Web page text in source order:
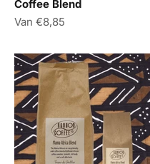
Coffee Blend
Aanbiedingsprijs
Van €8,85